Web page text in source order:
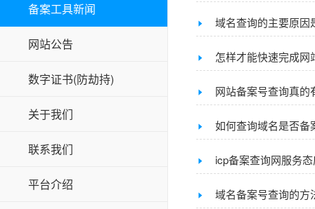
备案工具新闻
网站公告
数字证书(防劫持)
关于我们
联系我们
平台介绍
域名查询的主要原因
怎样才能快速完成网
网站备案号查询真的
如何查询域名是否备
icp备案查询网服务
域名备案号查询的方